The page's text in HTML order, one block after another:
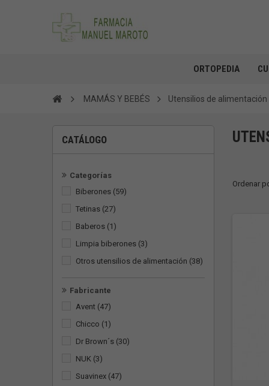
ORTOPEDIA
MAMÁS Y BEBÉS Utensilios de alimentación
CATÁLOGO
Categorías
Biberones (59)
Tetinas (27)
Baberos (1)
Limpia biberones (3)
Otros utensilios de alimentación (38)
Fabricante
Avent (47)
Chicco (1)
Dr Brown´s (30)
NUK (3)
Suavinex (47)
Ordenar